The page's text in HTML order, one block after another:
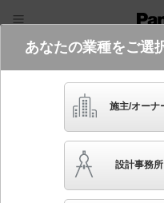
電気・建築設備（ビジネス）
照明器具検索
品番・キーワード
あなたの業種をご選
施主/オーナ
設計事務所